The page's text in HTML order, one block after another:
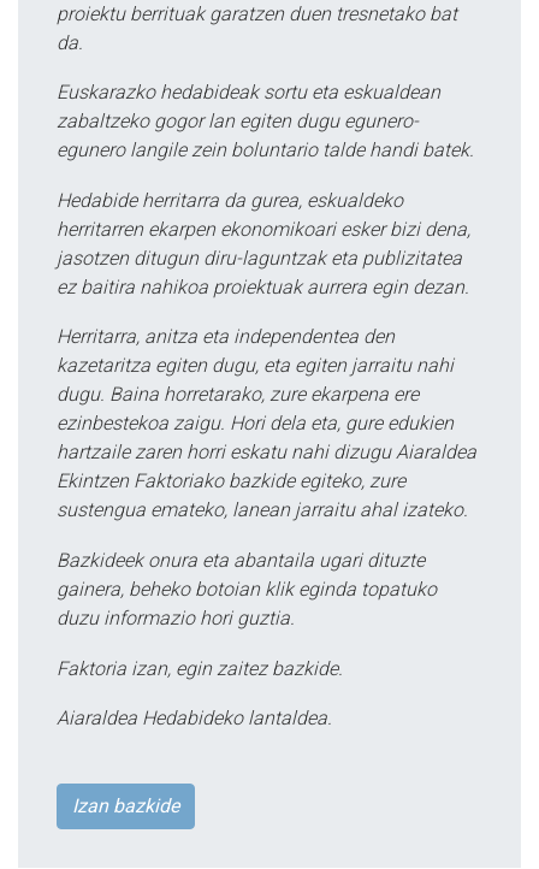
proiektu berrituak garatzen duen tresnetako bat
da.
Euskarazko hedabideak sortu eta eskualdean
zabaltzeko gogor lan egiten dugu egunero-
egunero langile zein boluntario talde handi batek.
Hedabide herritarra da gurea, eskualdeko
herritarren ekarpen ekonomikoari esker bizi dena,
jasotzen ditugun diru-laguntzak eta publizitatea
ez baitira nahikoa proiektuak aurrera egin dezan.
Herritarra, anitza eta independentea den
kazetaritza egiten dugu, eta egiten jarraitu nahi
dugu. Baina horretarako, zure ekarpena ere
ezinbestekoa zaigu. Hori dela eta, gure edukien
hartzaile zaren horri eskatu nahi dizugu Aiaraldea
Ekintzen Faktoriako bazkide egiteko, zure
sustengua emateko, lanean jarraitu ahal izateko.
Bazkideek onura eta abantaila ugari dituzte
gainera, beheko botoian klik eginda topatuko
duzu informazio hori guztia.
Faktoria izan, egin zaitez bazkide.
Aiaraldea Hedabideko lantaldea.
Izan bazkide